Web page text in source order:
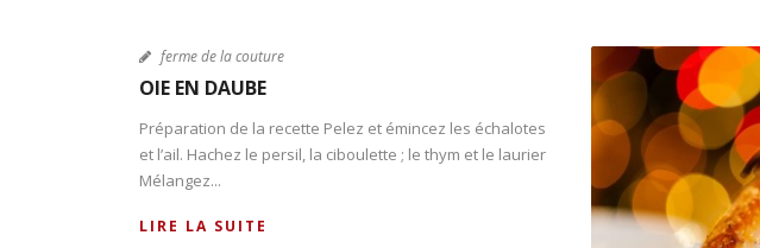
ferme de la couture
OIE EN DAUBE
Préparation de la recette Pelez et émincez les échalotes
et l’ail. Hachez le persil, la ciboulette ; le thym et le laurier
Mélangez...
LIRE LA SUITE